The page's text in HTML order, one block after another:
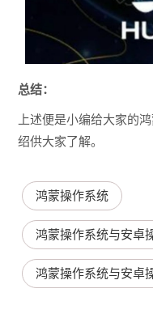
总结：
上述便是小编给大家的
绍供大家了解。
鸿蒙操作系统
鸿蒙操作系统与安卓
鸿蒙操作系统与安卓